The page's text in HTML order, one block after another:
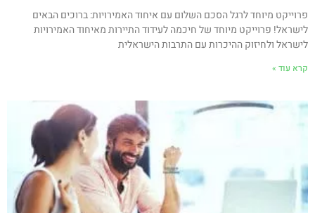
פרוייקט מיוחד לרגל הסכם השלום עם איחוד האמירויות​: ברוכים הבאים
לישראל! פרוייקט מיוחד של חיכמה לעידוד התיירות מאיחוד האמירויות
לישראל ולחיזוק ההיכרות עם התרבות הישראלית
קרא עוד »